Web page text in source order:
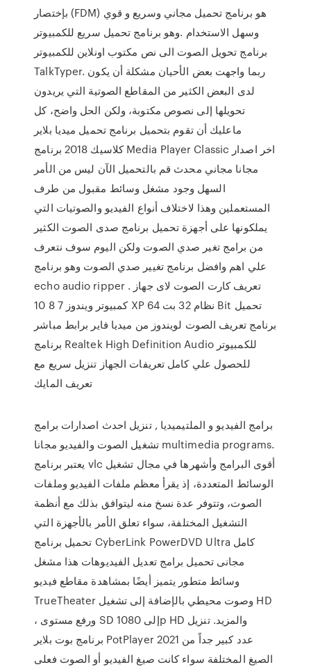
بإختصار (FDM) هو برنامج تحميل مجاني وسريع و قوي
وسهل الاستخدام .وهو برنامج تحميل سريع للكمبيوتر
برنامج تحويل الصوت الى نص مكتوب اونلاين للكمبيوتر
TalkTyper. ربما واجهت بعض الأحيان مشكلة أن يكون
لدى البعض الكثير من المقاطع الصوتية التي يريدون
تحويلها إلى نصوص مكتوبة، ولكن الحل واضح، كل
ماعليك أن تقوم بتحميل برنامج تحميل ميديا بلاير
كلاسيك 2018 برنامج Media Player Classic اخر اصدار
مجانا مجاني محدث قم بالتحميل الآن ليس من الأمر
السهل وجود مشغل وسائط مقبول من طرف
المستعملين وهذا لاختلاف أنواع الفيديو والصوتيات التي
يملكونها على أجهزة تحميل برنامج صدى الصوت الكثير
من برامج تغير صدي الصوت ولكن اليوم سوف نتعرف
علي اهم وافضل برنامج تغيير صدي الصوت وهو برنامج
echo audio ripper . تعريف كارت الصوت لاى جهاز
كمبيوتر ويندوز 7 8 10 XP نظام 32 بت 64 Bit تحميل
برنامج تعريف الصوت لويندوز من ميديا فاير برابط مباشر
برنامج Realtek High Definition Audio للكمبيوتر
للحصول علي كامل تعريفات الجهاز تنزيل سريع مع
تعريف المايك
برامج الفيديو و الملتيميديا , تنزيل احدث اصدارات برامج
تشغيل الصوت والفيديو مجانا multimedia programs.
يعتبر برنامج vlc أقوى البرامج وأشهرها في مجال تشغيل
الوسائط المتعددة، إذ يقرأ معظم ملفات الفيديو وملفات
الصوت، وتتوفر عدة نسخ منه ليتوافق بذلك مع أنظمة
التشغيل المختلفة، سواء تعلق الأمر بالأجهزة التي
تحميل برنامج CyberLink PowerDVD Ultra كامل
مجانى تحميل برامج تعديل الفيديوهات هذا مشغل
وسائط متطور يتميز أيضًا بمشاهدة مقاطع فيديو
TrueTheater وصوت محيطي بالإضافة إلى تشغيل HD
، ورفع مستوى SD إلى 1080p HD والمزيد. تنزيل
برنامج بوت بلاير PotPlayer 2021 عدد كبير جداً من
الصيغ المختلفة سواء كانت صيغ الفيديو أو الصوت فعلى